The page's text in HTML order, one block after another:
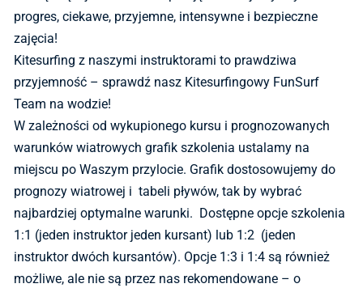
progres, ciekawe, przyjemne, intensywne i bezpieczne
zajęcia!
Kitesurfing z naszymi instruktorami to prawdziwa
przyjemność – sprawdź nasz Kitesurfingowy FunSurf
Team na wodzie!
W zależności od wykupionego kursu i prognozowanych
warunków wiatrowych grafik szkolenia ustalamy na
miejscu po Waszym przylocie. Grafik dostosowujemy do
prognozy wiatrowej i tabeli pływów, tak by wybrać
najbardziej optymalne warunki. Dostępne opcje szkolenia
1:1 (jeden instruktor jeden kursant) lub 1:2 (jeden
instruktor dwóch kursantów). Opcje 1:3 i 1:4 są również
możliwe, ale nie są przez nas rekomendowane – o